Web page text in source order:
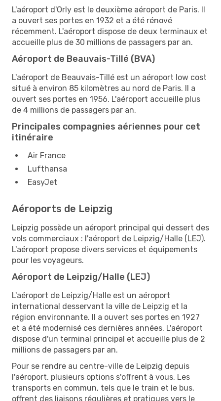
L'aéroport d'Orly est le deuxième aéroport de Paris. Il
a ouvert ses portes en 1932 et a été rénové
récemment. L'aéroport dispose de deux terminaux et
accueille plus de 30 millions de passagers par an.
Aéroport de Beauvais-Tillé (BVA)
L'aéroport de Beauvais-Tillé est un aéroport low cost
situé à environ 85 kilomètres au nord de Paris. Il a
ouvert ses portes en 1956. L'aéroport accueille plus
de 4 millions de passagers par an.
Principales compagnies aériennes pour cet
itinéraire
Air France
Lufthansa
EasyJet
Aéroports de Leipzig
Leipzig possède un aéroport principal qui dessert des
vols commerciaux : l'aéroport de Leipzig/Halle (LEJ).
L'aéroport propose divers services et équipements
pour les voyageurs.
Aéroport de Leipzig/Halle (LEJ)
L'aéroport de Leipzig/Halle est un aéroport
international desservant la ville de Leipzig et la
région environnante. Il a ouvert ses portes en 1927
et a été modernisé ces dernières années. L'aéroport
dispose d'un terminal principal et accueille plus de 2
millions de passagers par an.
Pour se rendre au centre-ville de Leipzig depuis
l'aéroport, plusieurs options s'offrent à vous. Les
transports en commun, tels que le train et le bus,
offrent des liaisons régulières et pratiques vers le